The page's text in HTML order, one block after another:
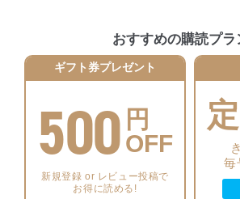
機器を取り扱う従業者を明確化し
の不要なアクセスを防止していま
アクセス者の識別と認証
機器に標準装備されているユーザ
ーザーアカウント制御）により、
ベース等を取り扱う情報システム
者を識別・認証しています。
外部からの不正アクセス等の防止
個人データを取り扱う機器等のオ
おすすめの購読プラ
ギフト券プレゼント
500 円
OFF
新規登録 or レビュー投稿で
お得に読める!
毎